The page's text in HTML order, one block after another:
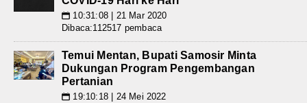
📅 10:31:08 | 21 Mar 2020
Dibaca:112517 pembaca
Temui Mentan, Bupati Samosir Minta
Dukungan Program Pengembangan
Pertanian
📅 19:10:18 | 24 Mei 2022